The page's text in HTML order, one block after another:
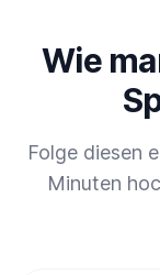
Wie
Folge diesen
Minuten